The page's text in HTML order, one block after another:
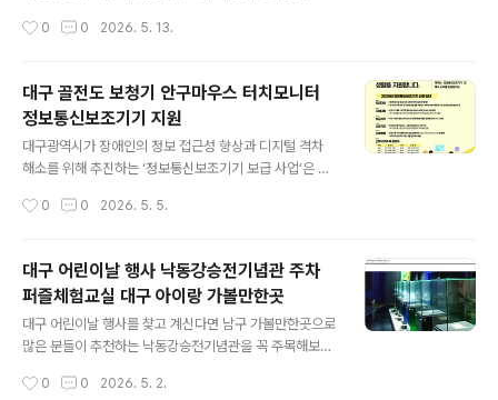
량을 집중적으로 높이게 된다. 대구 청년 취업 지원 정책 등
육관은 수성구 삼덕동 외환들 주차장 부지에 들어선다. 해
수농악의 발원지인 고산지역에 위치해 역사적 상징성이 깊
다. 또한 달구벌대로 및 중앙고속도로 수성 나들목(IC)과
인접해 있어 주민 접근성이 우수한 교통 요충지이기도 하
다. 대구 수성구는 국가유산청 주관 ‘2026년 전수교육관
건립 공모사업’에 최종 선정되며 총 85억 원의 사업비를
면적 1,700㎡, 연면적 1,500㎡ 정도로 조성된다. 주요
0 0 2026. 5. 13.
대구 골전도 보청기 안구마우스 터치모니터
정보통신보조기기 지원
대구광역시가 장애인의 정보 접근성 향상과 디지털 격차
해소를 위해 추진하는 ‘정보통신보조기기 보급 사업’은 현
입장에서 볼 때 매우 의미 있고 꼭 필요한 정책이라고 말씀
인 도움이 되는 제도라는 평가와 함께 매우 훌륭한 정책으
로 극찬드리고 싶습니다. 이번 사업은 신체적·경제적 여건
으로 인해 정보통신 서비스 이용에 어려움을 겪는 장애인
을 대상으로, 각자의 장애 유형에 적합한 정보통신보조기
을 높이고 사회 참여를 확대할 수 있도록 돕는다는 점에서
0 0 2026. 5. 5.
대구 어린이날 행사 낙동강승전기념관 주차
퍼즐체험교실 대구 아이랑 가볼만한곳
대구 어린이날 행사를 찾고 계신다면 남구 가볼만한곳으로
많은 분들이 추천하는 낙동강승전기념관을 꼭 주목해보셔
한 프로그램은 아이들에게 매우 즐거운 시간이 될 것이라
0 0 2026. 5. 2.